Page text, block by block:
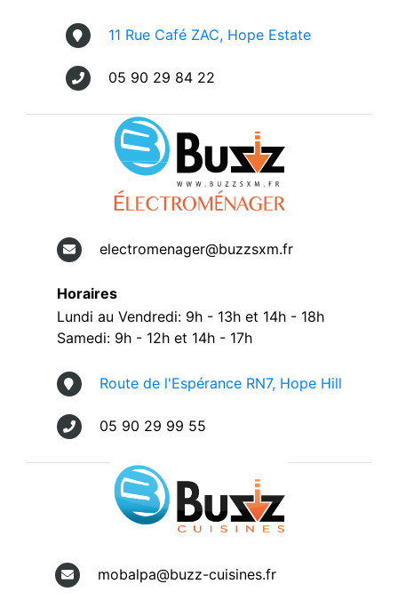
11 Rue Café ZAC, Hope Estate
05 90 29 84 22
electromenager@buzzsxm.fr
Horaires
Lundi au Vendredi: 9h - 13h et 14h - 18h
Samedi: 9h - 12h et 14h - 17h
Route de l'Espérance RN7, Hope Hill
05 90 29 99 55
mobalpa@buzz-cuisines.fr